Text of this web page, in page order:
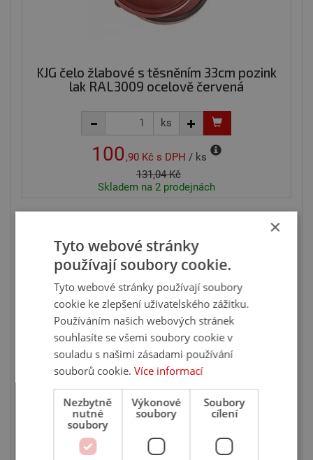
KJG čelo žlabové s těsněním 33cm pozink
lak RAL3009 ocelově červená
ks
100 ,90 Kč s DPH / ks
131,04 Kč
Skladem na 2 prodejnách
KJG dešťová klapka Ø10cm pozink lak
RAL3009 ocelově červená
ks
510
×
Tyto webové stránky
používají soubory cookie.
Tyto webové stránky používají soubory
cookie ke zlepšení uživatelského zážitku.
Používáním našich webových stránek
souhlasíte se všemi soubory cookie v
souladu s našimi zásadami používání
souborů cookie.Více informací
Nezbytně
nutné
soubory
Výkonové
soubory
Soubory
cílení